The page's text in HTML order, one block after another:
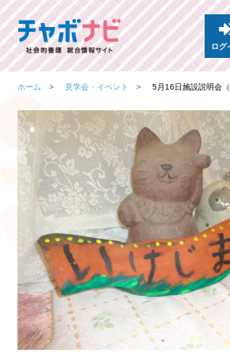
ログ
ホーム 見学会・イベント 5月16日施設説明会